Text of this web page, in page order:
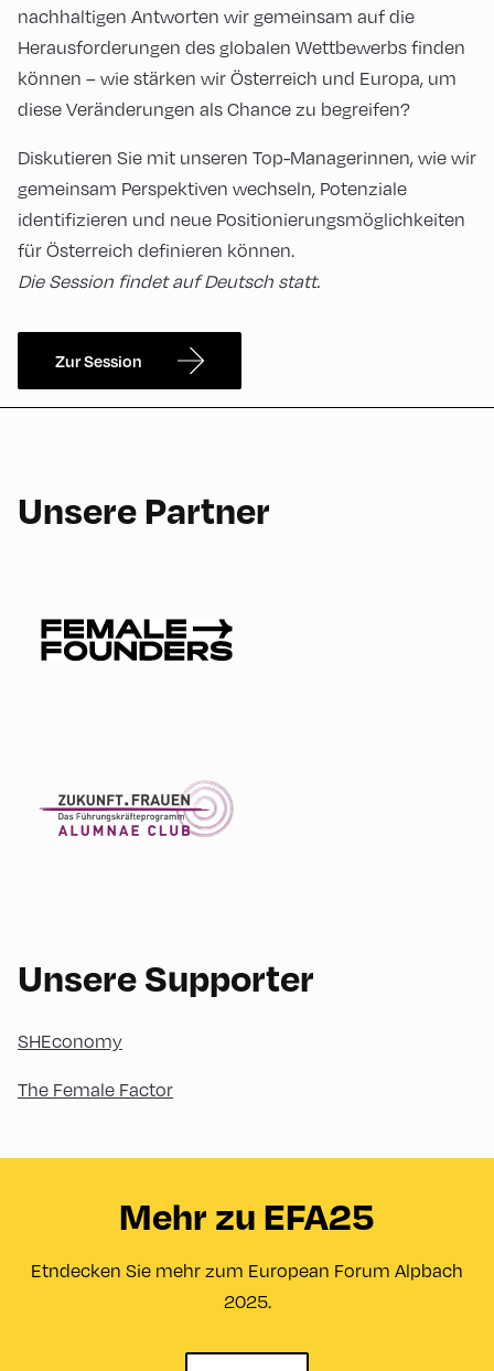
nachhaltigen Antworten wir gemeinsam auf die
Herausforderungen des globalen Wettbewerbs finden
können – wie stärken wir Österreich und Europa, um
diese Veränderungen als Chance zu begreifen?
Diskutieren Sie mit unseren Top-Managerinnen, wie wir
gemeinsam Perspektiven wechseln, Potenziale
identifizieren und neue Positionierungsmöglichkeiten
für Österreich definieren können.
Die Session findet auf Deutsch statt.
Zur Session
Unsere Partner
Unsere Supporter
SHEconomy
The Female Factor
Mehr zu EFA25
Etndecken Sie mehr zum European Forum Alpbach
2025.